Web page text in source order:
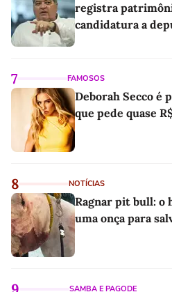
registra
candidatura a
7 FAMOSOS
Deborah Secco é
que pede quase
8 NOTÍCIAS
Ragnar pit bull: o
uma onça para
SAMBA E PAGODE